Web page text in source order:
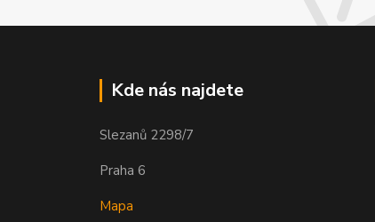
Kde nás najdete
Slezanů 2298/7
Praha 6
Mapa